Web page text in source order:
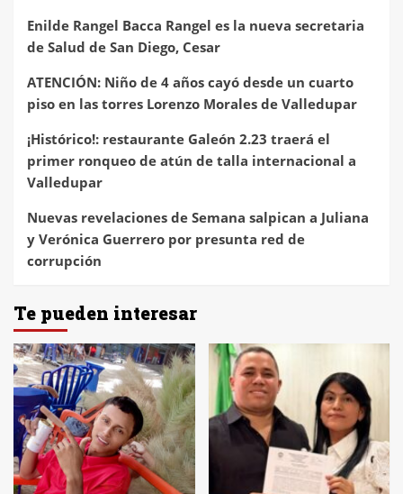
Enilde Rangel Bacca Rangel es la nueva secretaria
de Salud de San Diego, Cesar
ATENCIÓN: Niño de 4 años cayó desde un cuarto
piso en las torres Lorenzo Morales de Valledupar
¡Histórico!: restaurante Galeón 2.23 traerá el
primer ronqueo de atún de talla internacional a
Valledupar
Nuevas revelaciones de Semana salpican a Juliana
y Verónica Guerrero por presunta red de
corrupción
Te pueden interesar